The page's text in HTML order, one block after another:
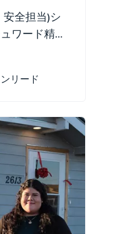
全担当)シ
ワード精神
リード